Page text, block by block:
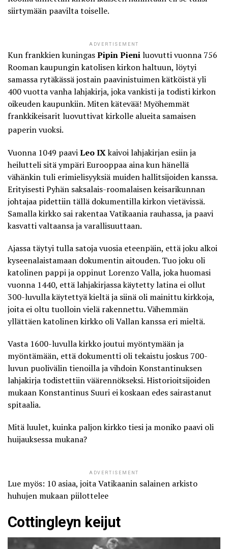
siirtymään paavilta toiselle.
ADVERTISEMENT
Kun frankkien kuningasPipin Pieniluovutti vuonna 756
Rooman kaupungin katolisen kirkon haltuun, löytyi
samassa rytäkässä jostain paavinistuimen kätköistä yli
400 vuotta vanha lahjakirja, joka vankisti ja todisti kirkon
oikeuden kaupunkiin. Miten kätevää! Myöhemmät
frankkikeisarit luovuttivat kirkolle alueita samaisen
paperin vuoksi.
Vuonna 1049 paaviLeo IXkaivoi lahjakirjan esiin ja
heilutteli sitä ympäri Eurooppaa aina kun hänellä
vähänkin tuli erimielisyyksiä muiden hallitsijoiden kanssa.
Erityisesti Pyhän saksalais-roomalaisen keisarikunnan
johtajaa pidettiin tällä dokumentilla kirkon vietävissä.
Samalla kirkko sai rakentaa Vatikaania rauhassa, ja paavi
kasvatti valtaansa ja varallisuuttaan.
Ajassa täytyi tulla satoja vuosia eteenpäin, että joku alkoi
kyseenalaistamaan dokumentin aitouden. Tuo joku oli
katolinen pappi ja oppinut Lorenzo Valla, joka huomasi
vuonna 1440, että lahjakirjassa käytetty latina ei ollut
300-luvulla käytettyä kieltä ja siinä oli mainittu kirkkoja,
joita ei oltu tuolloin vielä rakennettu. Vähemmän
yllättäen katolinen kirkko oli Vallan kanssa eri mieltä.
Vasta 1600-luvulla kirkko joutui myöntymään ja
myöntämään, että dokumentti oli tekaistu joskus 700-
luvun puolivälin tienoilla ja vihdoin Konstantinuksen
lahjakirja todistettiin väärennökseksi. Historioitsijoiden
mukaan Konstantinus Suuri ei koskaan edes sairastanut
spitaalia.
Mitä luulet, kuinka paljon kirkko tiesi ja moniko paavi oli
huijauksessa mukana?
ADVERTISEMENT
Lue myös: 10 asiaa, joita Vatikaanin salainen arkisto
huhujen mukaan piilottelee
Cottingleyn keijut